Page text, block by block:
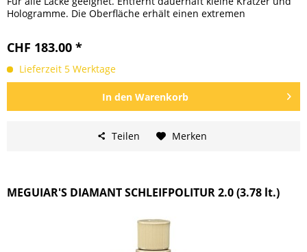
Hologramme. Die Oberfläche erhält einen extremen
CHF 183.00 *
Lieferzeit 5 Werktage
In den Warenkorb
Teilen Merken
MEGUIAR'S DIAMANT SCHLEIFPOLITUR 2.0 (3.78 lt.)